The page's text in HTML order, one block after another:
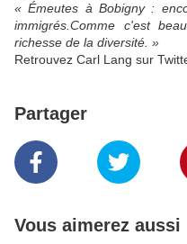
« Émeutes à Bobigny :
immigrés.Comme c'est
richesse de la diversité. »
Retrouvez Carl Lang sur
Partager
Vous aimerez aussi